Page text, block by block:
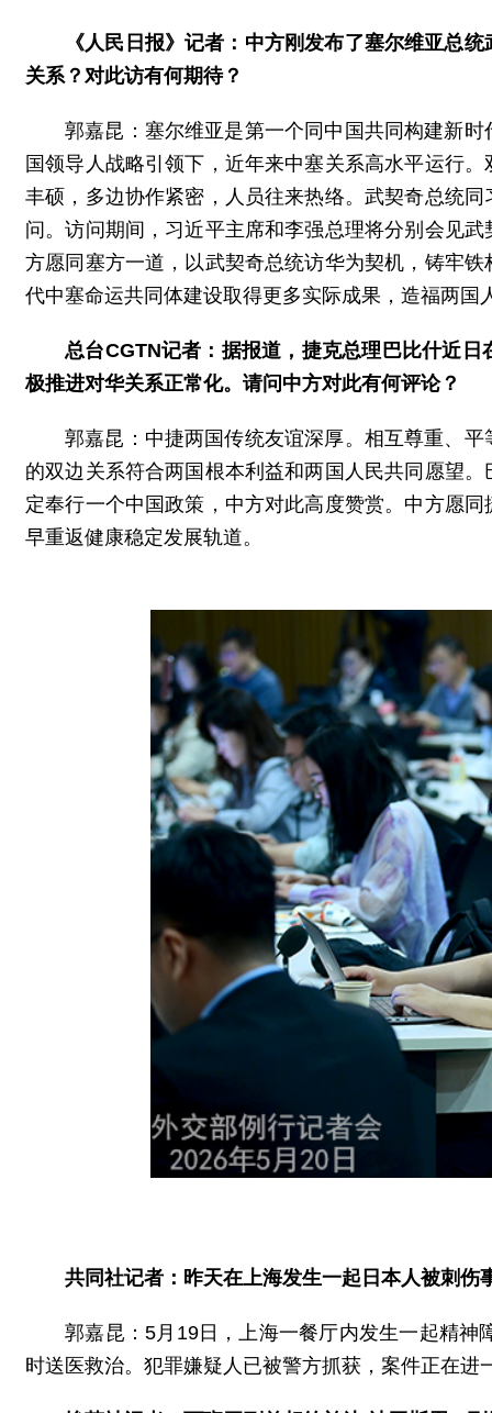
《人民日报》记者：中方刚发布了塞尔维亚总
关系？对此访有何期待？
郭嘉昆：塞尔维亚是第一个同中国共同构建新
国领导人战略引领下，近年来中塞关系高水平运行
丰硕，多边协作紧密，人员往来热络。武契奇总统
问。访问期间，习近平主席和李强总理将分别会见
方愿同塞方一道，以武契奇总统访华为契机，铸牢
代中塞命运共同体建设取得更多实际成果，造福两国
总台CGTN记者：据报道，捷克总理巴比什近
极推进对华关系正常化。请问中方对此有何评论？
郭嘉昆：中捷两国传统友谊深厚。相互尊重、
的双边关系符合两国根本利益和两国人民共同愿望
定奉行一个中国政策，中方对此高度赞赏。中方愿
早重返健康稳定发展轨道。
共同社记者：昨天在上海发生一起日本人被刺
郭嘉昆：5月19日，上海一餐厅内发生一起精
时送医救治。犯罪嫌疑人已被警方抓获，案件正在